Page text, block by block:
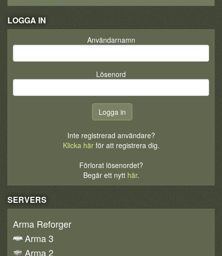
LOGGA IN
Användarnamn
Lösenord
Inte registrerad användare?
Klicka härför att registrera dig.
Förlorat lösenordet?
Begär ett nytt här.
SERVERS
Arma Reforger
Arma 3
Arma 2